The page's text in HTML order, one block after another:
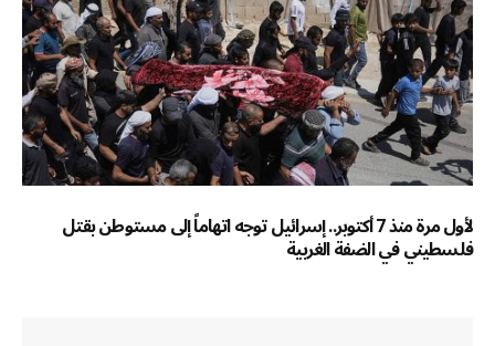
لأول مرة منذ 7 أكتوبر.. إسرائيل توجه اتهاماً إلى مستوطن بقتل
فلسطيني في الضفة الغربية